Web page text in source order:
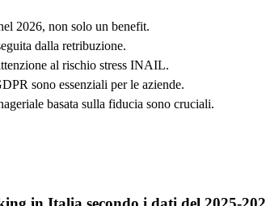
2026, non solo un benefit.
dalla retribuzione.
al rischio stress INAIL.
sono essenziali per le aziende.
basata sulla fiducia sono cruciali.